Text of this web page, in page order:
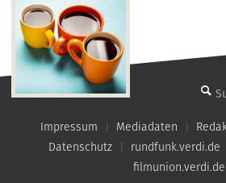
MMM - Menschen machen
Impressum Mediadaten
Datenschutz
rundfunk.verdi.de
filmunion.verdi.de